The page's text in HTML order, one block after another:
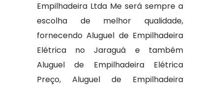
Empilhadeira Ltda Me será sempre a
escolha de melhor qualidade,
fornecendo Aluguel de Empilhadeira
Elétrica no Jaraguá e também
Aluguel de Empilhadeira Elétrica
Preço, Aluguel de Empilhadeira